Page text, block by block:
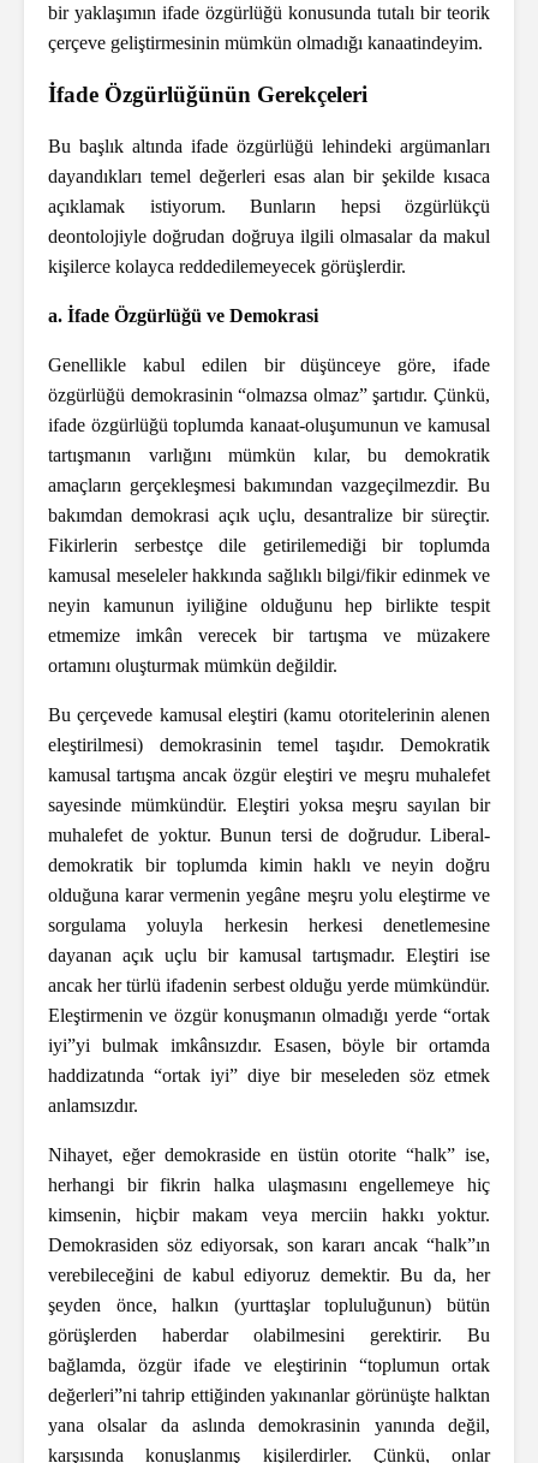
bir yaklaşımın ifade özgürlüğü konusunda tutalı bir teorik
çerçeve geliştirmesinin mümkün olmadığı kanaatindeyim.
İfade Özgürlüğünün Gerekçeleri
Bu başlık altında ifade özgürlüğü lehindeki argümanları
dayandıkları temel değerleri esas alan bir şekilde kısaca
açıklamak istiyorum. Bunların hepsi özgürlükçü
deontolojiyle doğrudan doğruya ilgili olmasalar da makul
kişilerce kolayca reddedilemeyecek görüşlerdir.
a. İfade Özgürlüğü ve Demokrasi
Genellikle kabul edilen bir düşünceye göre, ifade
özgürlüğü demokrasinin “olmazsa olmaz” şartıdır. Çünkü,
ifade özgürlüğü toplumda kanaat-oluşumunun ve kamusal
tartışmanın varlığını mümkün kılar, bu demokratik
amaçların gerçekleşmesi bakımından vazgeçilmezdir. Bu
bakımdan demokrasi açık uçlu, desantralize bir süreçtir.
Fikirlerin serbestçe dile getirilemediği bir toplumda
kamusal meseleler hakkında sağlıklı bilgi/fikir edinmek ve
neyin kamunun iyiliğine olduğunu hep birlikte tespit
etmemize imkân verecek bir tartışma ve müzakere
ortamını oluşturmak mümkün değildir.
Bu çerçevede kamusal eleştiri (kamu otoritelerinin alenen
eleştirilmesi) demokrasinin temel taşıdır. Demokratik
kamusal tartışma ancak özgür eleştiri ve meşru muhalefet
sayesinde mümkündür. Eleştiri yoksa meşru sayılan bir
muhalefet de yoktur. Bunun tersi de doğrudur. Liberal-
demokratik bir toplumda kimin haklı ve neyin doğru
olduğuna karar vermenin yegâne meşru yolu eleştirme ve
sorgulama yoluyla herkesin herkesi denetlemesine
dayanan açık uçlu bir kamusal tartışmadır. Eleştiri ise
ancak her türlü ifadenin serbest olduğu yerde mümkündür.
Eleştirmenin ve özgür konuşmanın olmadığı yerde “ortak
iyi”yi bulmak imkânsızdır. Esasen, böyle bir ortamda
haddizatında “ortak iyi” diye bir meseleden söz etmek
anlamsızdır.
Nihayet, eğer demokraside en üstün otorite “halk” ise,
herhangi bir fikrin halka ulaşmasını engellemeye hiç
kimsenin, hiçbir makam veya merciin hakkı yoktur.
Demokrasiden söz ediyorsak, son kararı ancak “halk”ın
verebileceğini de kabul ediyoruz demektir. Bu da, her
şeyden önce, halkın (yurttaşlar topluluğunun) bütün
görüşlerden haberdar olabilmesini gerektirir. Bu
bağlamda, özgür ifade ve eleştirinin “toplumun ortak
değerleri”ni tahrip ettiğinden yakınanlar görünüşte halktan
yana olsalar da aslında demokrasinin yanında değil,
karşısında konuşlanmış kişilerdirler. Çünkü, onlar